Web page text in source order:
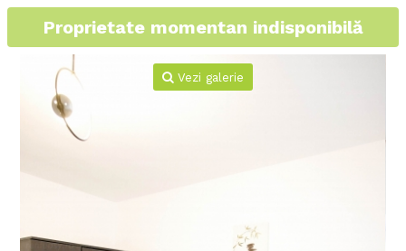
Proprietate momentan indisponibilă
Vezi galerie